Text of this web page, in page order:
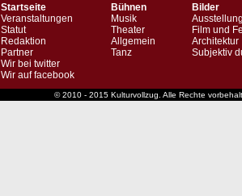
Startseite
Veranstaltungen
Statut
Redaktion
Partner
Wir bei twitter
Wir auf facebook
Bühnen
Musik
Theater
Allgemein
Tanz
Bilder
Film und
Architektur
Subjektiv
© 2010 - 2015 Kulturvollzug. Alle Rechte